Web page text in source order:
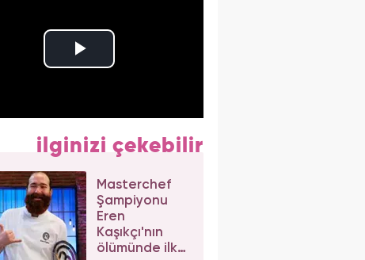
ilginizi çekebilir
Masterchef
Şampiyonu
Eren
Kaşıkçı'nın
ölümünde ilk